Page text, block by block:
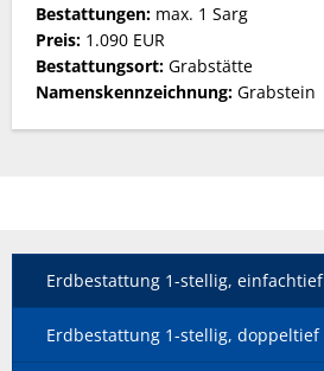
Bestattungen: max. 1 Sarg
Preis: 1.090 EUR
Bestattungsort: Grabstätte
Namenskennzeichnung: Grabstein
Erdbestattung 1-stellig, einfachtief
Erdbestattung 1-stellig, doppeltief